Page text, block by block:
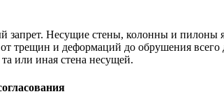
Несущие стены, колонны и пилоны
трещин и деформаций до обрушения
или иная стена несущей.